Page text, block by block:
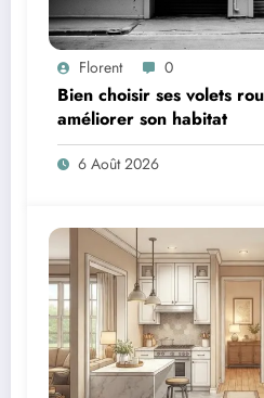
Florent 0
Bien choisir ses volets
améliorer son habitat
6 Août 2026